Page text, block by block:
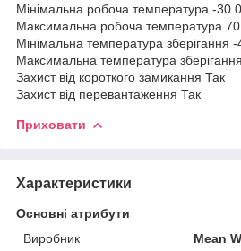
Мінімальна робоча температура -
Максимальна робоча температура
Мінімальна температура зберігання
Максимальна температура
Захист від короткого замикання Так
Захист від перевантаження Так
Приховати
Характеристики
Основні атрибути
Виробник
Mean